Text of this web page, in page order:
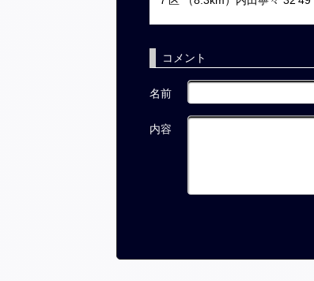
コメント
名前
内容